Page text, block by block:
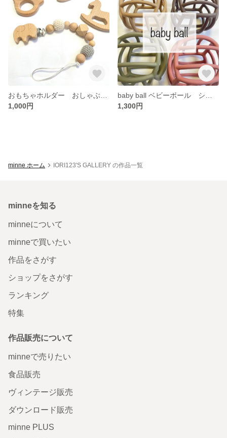
1,000円
1,300円
minne ホーム IORI123'S GALLERY の作品一覧
minneを知る
minneについて
minneで買いたい
作品をさがす
ショップをさがす
ランキング
特集
作品販売について
minneで売りたい
食品販売
ヴィンテージ販売
ダウンロード販売
minne PLUS